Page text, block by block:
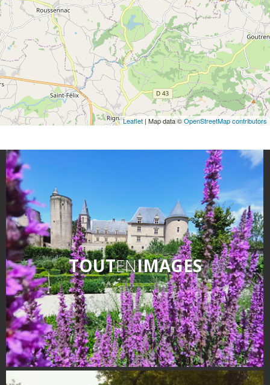
Leaflet | Map data ©OpenStreetMap contributors
TOUTENIMAGES